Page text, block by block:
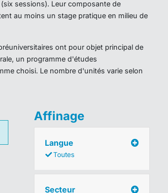
sessions). Leur composante de
au moins un stage pratique en milieu de
ont pour objet principal de
un programme d'études
choisi. Le nombre d'unités varie selon
Affinage
Langue
Toutes
Secteur